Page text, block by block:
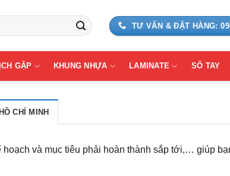
TƯ VẤN & ĐẶT HÀNG:
GẬP KHUNG NHỰA LAMINATE SỔ TAY
CHÍ MINH
và mục tiêu phải hoàn thành sắp tới,… giúp